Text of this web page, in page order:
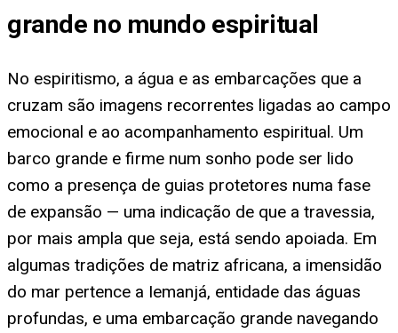
grande no mundo espiritual
No espiritismo, a água e as embarcações que a
cruzam são imagens recorrentes ligadas ao campo
emocional e ao acompanhamento espiritual. Um
barco grande e firme num sonho pode ser lido
como a presença de guias protetores numa fase
de expansão — uma indicação de que a travessia,
por mais ampla que seja, está sendo apoiada. Em
algumas tradições de matriz africana, a imensidão
do mar pertence a Iemanjá, entidade das águas
profundas, e uma embarcação grande navegando